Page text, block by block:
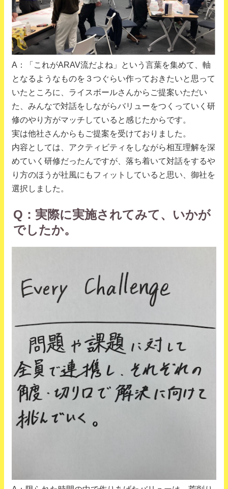
A：「これがARAV流だよね」という言葉を集めて、軸
となるようなものを３つぐらい作っておきたいと思って
いたところに、ライスボールさんからご提案いただい
た、みんなで対話をしながらバリューをつくっていく研
修のやり方がマッチしていると感じたからです。
実は他社さんからもご提案を受けておりました。
内容としては、アクティビティをしながら相互理解を深
めていく研修だったんですが、落ち着いて対話をするや
り方のほうが社風にもフィットしていると思い、御社を
選択しました。
Q：実際に実施されてみて、いかが
でしたか。